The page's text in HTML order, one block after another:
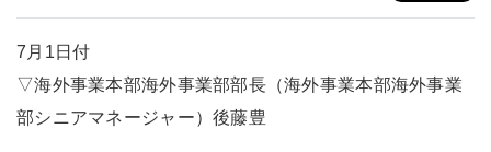
7月1日付
▽海外事業本部海外事業部部長（海外事業本部海外事業
部シニアマネージャー）後藤豊